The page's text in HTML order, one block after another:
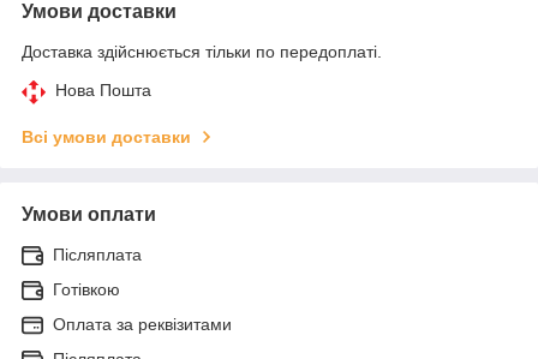
Умови доставки
Доставка здійснюється тільки по передоплаті.
Нова Пошта
Всі умови доставки
Умови оплати
Післяплата
Готівкою
Оплата за реквізитами